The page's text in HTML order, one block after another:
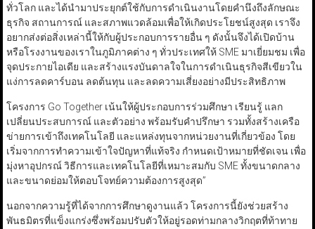
ทั่วโลก และได้นำมาประยุกต์ใช้กับการดำเนินงานโดยคำนึงถึงลักษณะ
ธุรกิจ สถานการณ์ และสภาพแวดล้อมเพื่อให้เกิดประโยชน์สูงสุด เราจึง
อยากส่งต่อสิ่งเหล่านี้ให้กับผู้ประกอบการรายอื่น ๆ ดังนั้นจึงได้เปิดบ้าน
หรือโรงงานของเราในภูมิภาคต่าง ๆ ทั่วประเทศให้ SME มาเยี่ยมชม เพื่อ
จุดประกายไอเดีย และสร้างแรงบันดาลใจในการดำเนินธุรกิจสีเขียวใน
แง่การลดคาร์บอน ลดต้นทุน และลดความเสี่ยงอย่างมีประสิทธิภาพ
โครงการ Go Together เน้นให้ผู้ประกอบการร่วมศึกษา เรียนรู้ แลก
เปลี่ยนประสบการณ์ และตัวอย่าง พร้อมรับคำปรึกษา รวมทั้งสร้างเครือ
ข่ายการเข้าถึงเทคโนโลยี และแหล่งทุนจากหน่วยงานที่เกี่ยวข้อง โดย
เริ่มจากการทำความเข้าใจปัญหาที่แท้จริง กำหนดเป้าหมายที่ชัดเจน เพื่อ
มุ่งหาอุปกรณ์ วิธีการและเทคโนโลยีที่เหมาะสมกับ SME ทั้งขนาดกลาง
และขนาดย่อมให้ตอบโจทย์ความต้องการสูงสุด”
นอกจากความรู้ที่ได้จากการศึกษาดูงานแล้ว โครงการนี้ยังช่วยสร้าง
พันธมิตรที่แข็งแกร่งซึ่งพร้อมปรับตัวให้อยู่รอดท่ามกลางวิกฤตที่ท้าทาย